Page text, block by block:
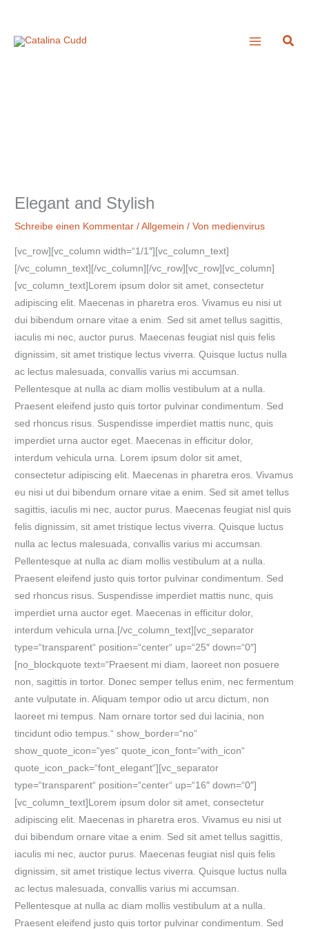
springen
Elegant and Stylish
Schreibe einen Kommentar /Allgemein / Von medienvirus
[vc_row][vc_column width=“1/1″][vc_column_text]
[/vc_column_text][/vc_column][/vc_row][vc_row][vc_column]
[vc_column_text]Lorem ipsum dolor sit amet, consectetur
adipiscing elit. Maecenas in pharetra eros. Vivamus eu nisi ut
dui bibendum ornare vitae a enim. Sed sit amet tellus sagittis,
iaculis mi nec, auctor purus. Maecenas feugiat nisl quis felis
dignissim, sit amet tristique lectus viverra. Quisque luctus nulla
ac lectus malesuada, convallis varius mi accumsan.
Pellentesque at nulla ac diam mollis vestibulum at a nulla.
Praesent eleifend justo quis tortor pulvinar condimentum. Sed
sed rhoncus risus. Suspendisse imperdiet mattis nunc, quis
imperdiet urna auctor eget. Maecenas in efficitur dolor,
interdum vehicula urna. Lorem ipsum dolor sit amet,
consectetur adipiscing elit. Maecenas in pharetra eros. Vivamus
eu nisi ut dui bibendum ornare vitae a enim. Sed sit amet tellus
sagittis, iaculis mi nec, auctor purus. Maecenas feugiat nisl quis
felis dignissim, sit amet tristique lectus viverra. Quisque luctus
nulla ac lectus malesuada, convallis varius mi accumsan.
Pellentesque at nulla ac diam mollis vestibulum at a nulla.
Praesent eleifend justo quis tortor pulvinar condimentum. Sed
sed rhoncus risus. Suspendisse imperdiet mattis nunc, quis
imperdiet urna auctor eget. Maecenas in efficitur dolor,
interdum vehicula urna.[/vc_column_text][vc_separator
type=“transparent“ position=“center“ up=“25″ down=“0″]
[no_blockquote text=“Praesent mi diam, laoreet non posuere
non, sagittis in tortor. Donec semper tellus enim, nec fermentum
ante vulputate in. Aliquam tempor odio ut arcu dictum, non
laoreet mi tempus. Nam ornare tortor sed dui lacinia, non
tincidunt odio tempus.“ show_border=“no“
show_quote_icon=“yes“ quote_icon_font=“with_icon“
quote_icon_pack=“font_elegant“][vc_separator
type=“transparent“ position=“center“ up=“16″ down=“0″]
[vc_column_text]Lorem ipsum dolor sit amet, consectetur
adipiscing elit. Maecenas in pharetra eros. Vivamus eu nisi ut
dui bibendum ornare vitae a enim. Sed sit amet tellus sagittis,
iaculis mi nec, auctor purus. Maecenas feugiat nisl quis felis
dignissim, sit amet tristique lectus viverra. Quisque luctus nulla
ac lectus malesuada, convallis varius mi accumsan.
Pellentesque at nulla ac diam mollis vestibulum at a nulla.
Praesent eleifend justo quis tortor pulvinar condimentum. Sed
c